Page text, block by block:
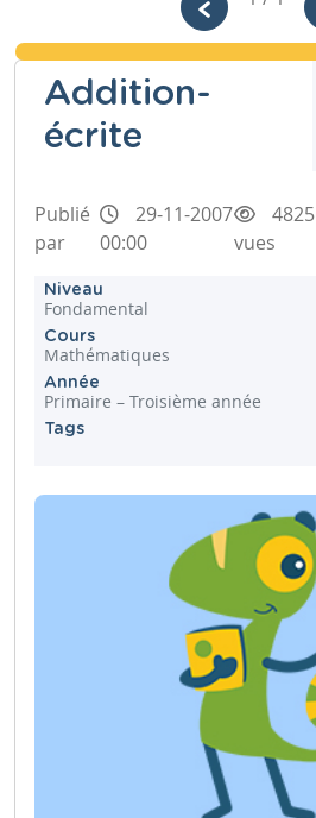
Addition-
écrite
Publié
par
29-11-2007
00:00
4825
vues
Niveau
Fondamental
Cours
Mathématiques
Année
Primaire – Troisième année
Tags